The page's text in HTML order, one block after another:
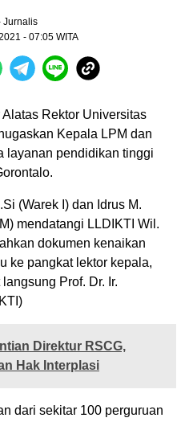
Jurnalis
- 07:05 WITA
Alatas Rektor Universitas
Kepala LPM dan
layanan pendidikan tinggi
(Warek I) dan Idrus M.
mendatangi LLDIKTI Wil.
dokumen kenaikan
ke pangkat lektor kepala,
Prof. Dr. Ir.
Direktur RSCG,
Hak Interplasi
dari sekitar 100 perguruan